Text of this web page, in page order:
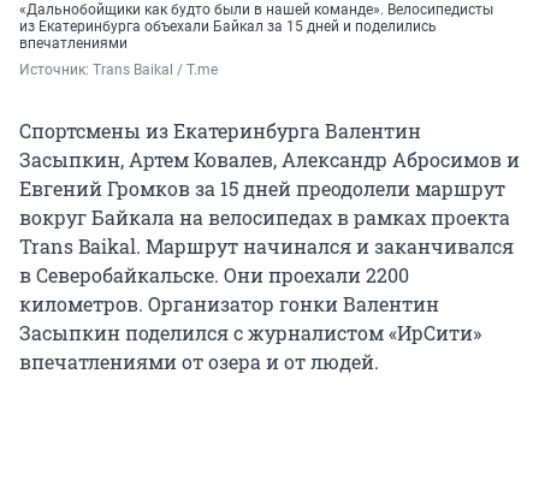
«Дальнобойщики как будто были в нашей команде». Велосипедисты
из Екатеринбурга объехали Байкал за 15 дней и поделились
впечатлениями
Источник: Trans Baikal / T.me
Cпортсмены из Екатеринбурга Валентин
Засыпкин, Артем Ковалев, Александр Абросимов и
Евгений Громков за 15 дней преодолели маршрут
вокруг Байкала на велосипедах в рамках проекта
Trans Baikal. Маршрут начинался и заканчивался
в Северобайкальске. Они проехали 2200
километров. Организатор гонки Валентин
Засыпкин поделился с журналистом «ИрСити»
впечатлениями от озера и от людей.